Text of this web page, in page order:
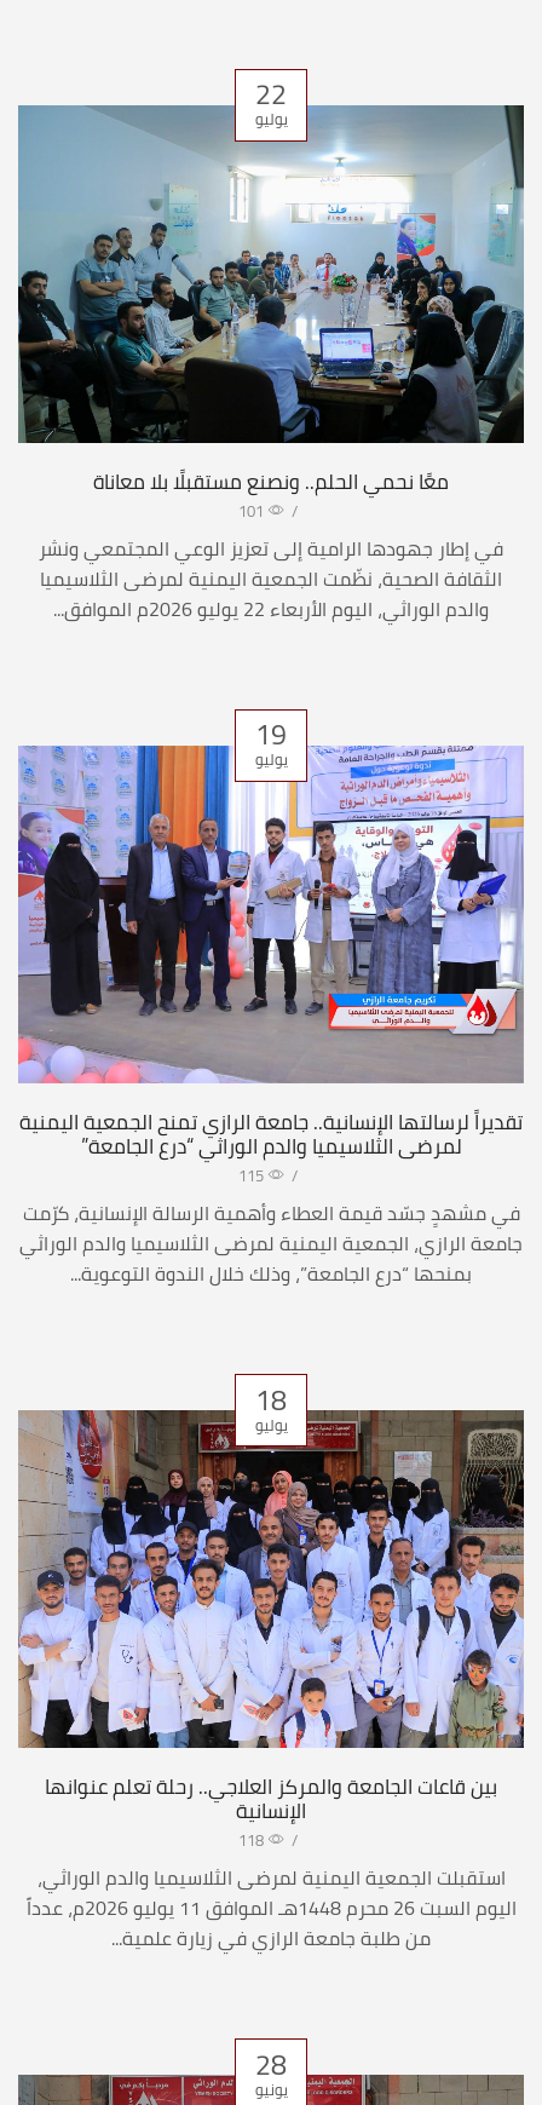
22
يوليو
معًا نحمي الحلم.. ونصنع مستقبلًا بلا معاناة
/
101
في إطار جهودها الرامية إلى تعزيز الوعي المجتمعي ونشر
الثقافة الصحية، نظّمت الجمعية اليمنية لمرضى الثلاسيميا
والدم الوراثي، اليوم الأربعاء 22 يوليو 2026م الموافق...
19
يوليو
تقديراً لرسالتها الإنسانية.. جامعة الرازي تمنح الجمعية اليمنية
لمرضى الثلاسيميا والدم الوراثي “درع الجامعة”
/
115
في مشهدٍ جسّد قيمة العطاء وأهمية الرسالة الإنسانية، كرّمت
جامعة الرازي، الجمعية اليمنية لمرضى الثلاسيميا والدم الوراثي
بمنحها “درع الجامعة”، وذلك خلال الندوة التوعوية...
18
يوليو
بين قاعات الجامعة والمركز العلاجي.. رحلة تعلم عنوانها
الإنسانية
/
118
استقبلت الجمعية اليمنية لمرضى الثلاسيميا والدم الوراثي،
اليوم السبت 26 محرم 1448هـ الموافق 11 يوليو 2026م، عدداً
من طلبة جامعة الرازي في زيارة علمية...
28
يونيو